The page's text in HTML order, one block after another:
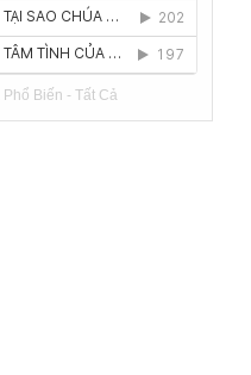
Phổ Biến - Tất Cả